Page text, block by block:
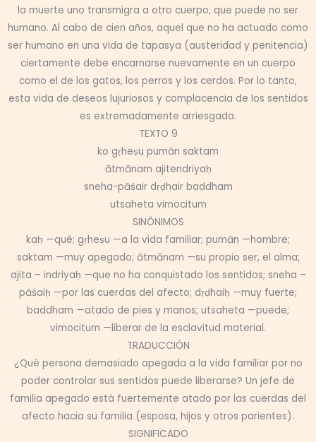
la muerte uno transmigra a otro cuerpo, que puede no ser
humano. Al cabo de cien años, aquel que no ha actuado como
ser humano en una vida de tapasya (austeridad y penitencia)
ciertamente debe encarnarse nuevamente en un cuerpo
como el de los gatos, los perros y los cerdos. Por lo tanto,
esta vida de deseos lujuriosos y complacencia de los sentidos
es extremadamente arriesgada.
TEXTO 9
ko gṛheṣu pumān saktam
ātmānam ajitendriyaḥ
sneha-pāśair dṛḍhair baddham
utsaheta vimocitum
SINÓNIMOS
kaḥ —qué; gṛheṣu —a la vida familiar; pumān —hombre;
saktam —muy apegado; ātmānam —su propio ser, el alma;
ajita – indriyaḥ —que no ha conquistado los sentidos; sneha –
pāśaiḥ —por las cuerdas del afecto; dṛḍhaiḥ —muy fuerte;
baddham —atado de pies y manos; utsaheta —puede;
vimocitum —liberar de la esclavitud material.
TRADUCCIÓN
¿Qué persona demasiado apegada a la vida familiar por no
poder controlar sus sentidos puede liberarse? Un jefe de
familia apegado está fuertemente atado por las cuerdas del
afecto hacia su familia (esposa, hijos y otros parientes).
SIGNIFICADO